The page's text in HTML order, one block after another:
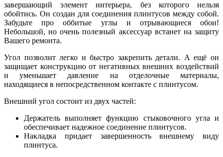
завершающий элемент интерьера, без которого нельзя
обойтись. Он создан для соединения плинтусов между собой.
Забудьте про оббитые углы и отрывающиеся обои!
Небольшой, но очень полезный аксессуар встанет на защиту
Вашего ремонта.
Угол позволит легко и быстро закрепить детали. А ещё он
защищает конструкцию от негативных внешних воздействий
и уменьшает давление на отделочные материалы,
находящиеся в непосредственном контакте с плинтусом.
Внешний угол состоит из двух частей:
Держатель выполняет функцию стыковочного угла и
обеспечивает надежное соединение плинтусов.
Накладка придает завершенность внешнему виду
плинтуса.